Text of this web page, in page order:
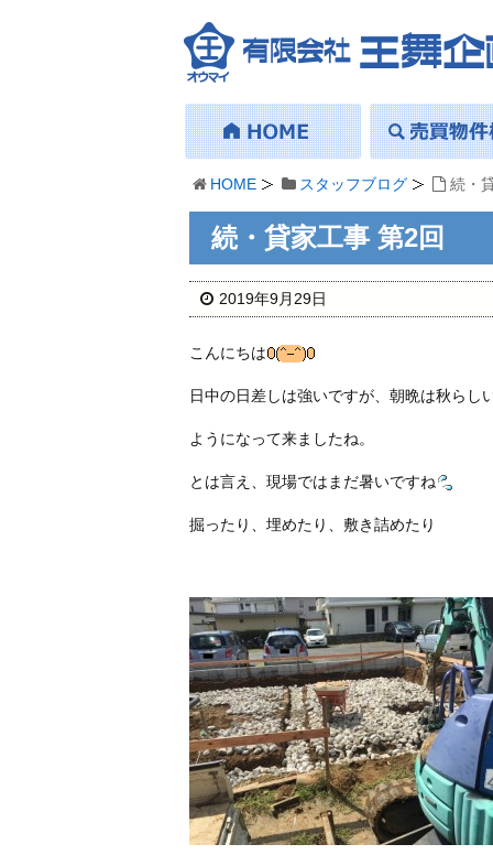
HOME スタッフブログ 続・
続・貸家工事 第2回
2019年9月29日
こんにちは
日中の日差しは強いですが、朝晩は秋らし
ようになって来ましたね。
とは言え、現場ではまだ暑いですね
掘ったり、埋めたり、敷き詰めたり